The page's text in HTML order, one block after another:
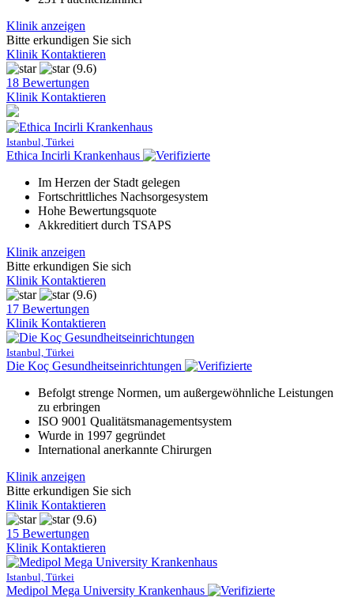
Klinik anzeigen
Bitte erkundigen Sie sich
Klinik Kontaktieren
(9.6)
18 Bewertungen
Klinik Kontaktieren
Istanbul, Türkei
Ethica Incirli Krankenhaus
Im Herzen der Stadt gelegen
Fortschrittliches Nachsorgesystem
Hohe Bewertungsquote
Akkreditiert durch TSAPS
Klinik anzeigen
Bitte erkundigen Sie sich
Klinik Kontaktieren
(9.6)
17 Bewertungen
Klinik Kontaktieren
Istanbul, Türkei
Die Koç Gesundheitseinrichtungen
Befolgt strenge Normen, um außergewöhnliche Leistungen
zu erbringen
ISO 9001 Qualitätsmanagementsystem
Wurde in 1997 gegründet
International anerkannte Chirurgen
Klinik anzeigen
Bitte erkundigen Sie sich
Klinik Kontaktieren
(9.6)
15 Bewertungen
Klinik Kontaktieren
Istanbul, Türkei
Medipol Mega University Krankenhaus